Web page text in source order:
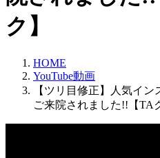
ク】
HOME
YouTube動画
【ツリ目修正】人気イ
ご来院されました!!【TA